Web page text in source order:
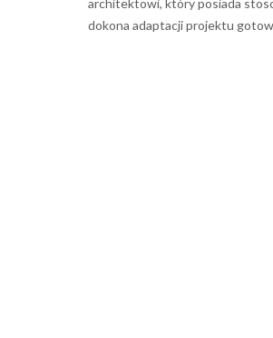
architektowi, który posiada
dokona adaptacji projektu